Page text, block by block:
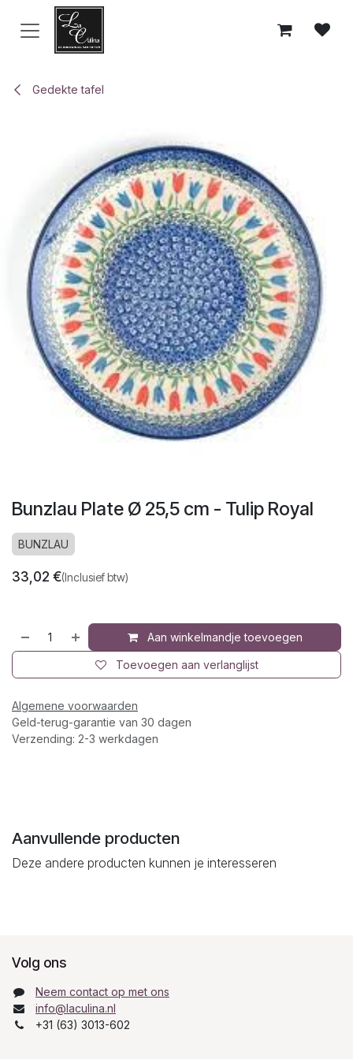
Overslaan naar inhoud
Gedekte tafel
Bunzlau Plate Ø 25,5 cm - Tulip Royal
BUNZLAU
33,02 €(Inclusief btw)
Aan winkelmandje toevoegen
Toevoegen aan verlanglijst
Algemene voorwaarden
Geld-terug-garantie van 30 dagen
Verzending: 2-3 werkdagen
Aanvullende producten
Deze andere producten kunnen je interesseren
Volg ons
Neem contact op met ons
info@laculina.nl
+31 (63) 3013-602